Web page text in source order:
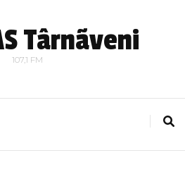
Târnãveni
107,1 FM